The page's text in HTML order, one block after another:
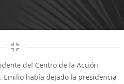
del Centro de la Acción
Emilio había dejado la presidencia